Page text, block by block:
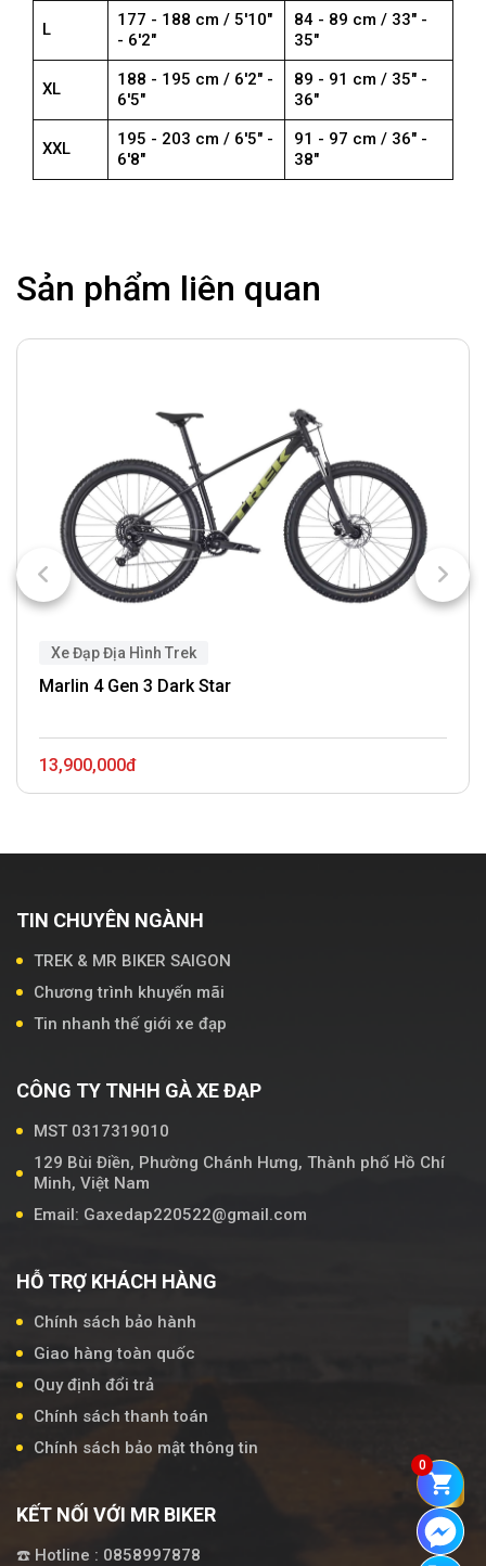
L
177 - 188 cm / 5'10"
- 6'2"
84 - 89 cm / 33" -
35"
XL
188 - 195 cm / 6'2" -
6'5"
89 - 91 cm / 35" -
36"
XXL
195 - 203 cm / 6'5" -
6'8"
91 - 97 cm / 36" -
38"
Sản phẩm liên quan
Xe Đạp Địa Hình Trek
Marlin 4 Gen 3 Dark Star
13,900,000đ
TIN CHUYÊN NGÀNH
TREK & MR BIKER SAIGON
Chương trình khuyến mãi
Tin nhanh thế giới xe đạp
CÔNG TY TNHH GÀ XE ĐẠP
MST 0317319010
129 Bùi Điền, Phường Chánh Hưng, Thành phố Hồ Chí
Minh, Việt Nam
Email: Gaxedap220522@gmail.com
HỖ TRỢ KHÁCH HÀNG
Chính sách bảo hành
Giao hàng toàn quốc
Quy định đổi trả
Chính sách thanh toán
Chính sách bảo mật thông tin
KẾT NỐI VỚI MR BIKER
☎️ Hotline : 0858997878
0